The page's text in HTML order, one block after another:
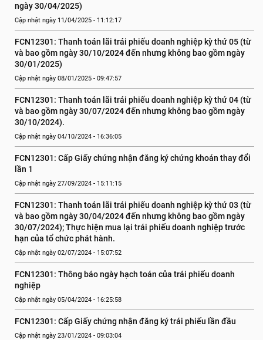
ngày 30/04/2025)
Cập nhật ngày 11/04/2025 - 11:12:17
FCN12301: Thanh toán lãi trái phiếu doanh nghiệp kỳ thứ 05 (từ
và bao gồm ngày 30/10/2024 đến nhưng không bao gồm ngày
30/01/2025)
Cập nhật ngày 08/01/2025 - 09:47:57
FCN12301: Thanh toán lãi trái phiếu doanh nghiệp kỳ thứ 04 (từ
và bao gồm ngày 30/07/2024 đến nhưng không bao gồm ngày
30/10/2024).
Cập nhật ngày 04/10/2024 - 16:36:05
FCN12301: Cấp Giấy chứng nhận đăng ký chứng khoán thay đổi
lần 1
Cập nhật ngày 27/09/2024 - 15:11:15
FCN12301: Thanh toán lãi trái phiếu doanh nghiệp kỳ thứ 03 (từ
và bao gồm ngày 30/04/2024 đến nhưng không bao gồm ngày
30/07/2024); Thực hiện mua lại trái phiếu doanh nghiệp trước
hạn của tổ chức phát hành.
Cập nhật ngày 02/07/2024 - 15:07:52
FCN12301: Thông báo ngày hạch toán của trái phiếu doanh
nghiệp
Cập nhật ngày 05/04/2024 - 16:25:58
FCN12301: Cấp Giấy chứng nhận đăng ký trái phiếu lần đầu
Cập nhật ngày 23/01/2024 - 09:03:04